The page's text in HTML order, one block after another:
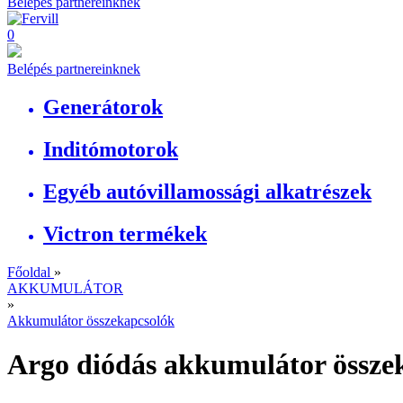
0
Belépés partnereinknek
Generátorok
Inditómotorok
Egyéb autóvillamossági alkatrészek
Victron termékek
Főoldal »
AKKUMULÁTOR
»
Akkumulátor összekapcsolók
Argo diódás akkumulátor